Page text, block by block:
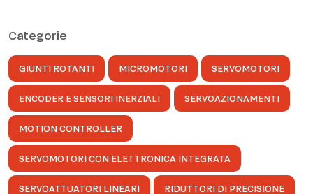
Categorie
GIUNTI ROTANTI MICROMOTORI SERVOMOTORI
ENCODER E SENSORI INERZIALI SERVOAZIONAMENTI
MOTION CONTROLLER
SERVOMOTORI CON ELETTRONICA INTEGRATA
SERVOATTUATORI LINEARI RIDUTTORI DI PRECISIONE